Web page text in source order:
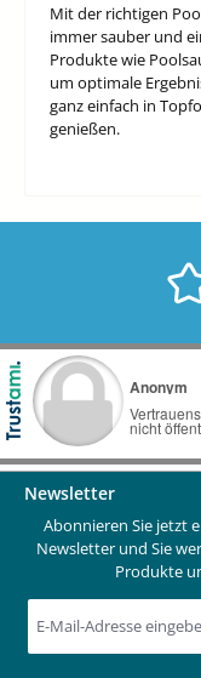
Mit der richtigen
immer sauber und
Produkte wie
um optimale
ganz einfach in
genießen.
Newsletter
Abonnieren Sie jetzt
Newsletter und Sie
Produkte
Mail-